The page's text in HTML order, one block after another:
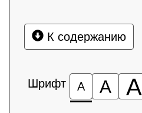
К содержанию
Шрифт А А А